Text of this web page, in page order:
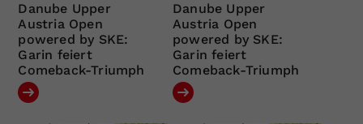
Danube Upper
Austria Open
powered by SKE:
Garin feiert
Comeback-Triumph
Danube Upper
Austria Open
powered by SKE:
Garin feiert
Comeback-Triumph